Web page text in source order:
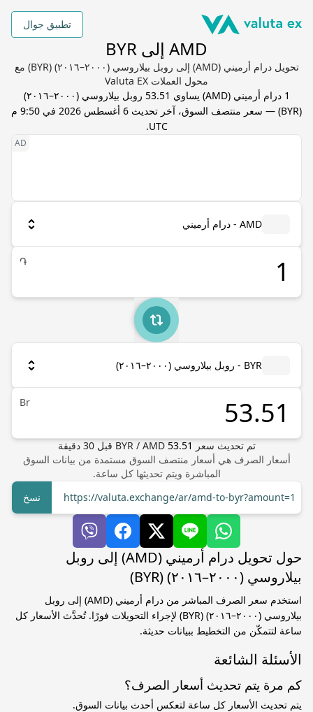
تطبيق جوال
AMD إلى BYR
تحويل درام أرميني (AMD) إلى روبل بيلاروسي (٢٠٠٠–٢٠١٦) (BYR) مع
محول العملات Valuta EX
1 درام أرميني (
AMD) يساوي 53.51 روبل بيلاروسي (٢٠٠٠–٢٠١٦)
(
BYR) — سعر منتصف السوق، آخر تحديث
6 أغسطس 2026 في 9:50 م
UTC
.
AMD - درام أرميني
֏
BYR - روبل بيلاروسي (٢٠٠٠–٢٠١٦)
Br
تم تحديث سعر BYR/ AMD 53.51 قبل30 دقيقة
أسعار الصرف هي أسعار منتصف السوق مستمدة من بيانات السوق
المباشرة ويتم تحديثها كل ساعة.
https://valuta.exchange/ar/amd-to-byr?amount=1
نسخ
حول تحويل درام أرميني (AMD) إلى روبل
بيلاروسي (٢٠٠٠–٢٠١٦) (BYR)
استخدم سعر الصرف المباشر من درام أرميني (AMD) إلى روبل
بيلاروسي (٢٠٠٠–٢٠١٦) (BYR) لإجراء التحويلات فورًا. تُحدَّث الأسعار كل
ساعة لتتمكّن من التخطيط ببيانات حديثة.
الأسئلة الشائعة
كم مرة يتم تحديث أسعار الصرف؟
يتم تحديث الأسعار كل ساعة لتعكس أحدث بيانات السوق.